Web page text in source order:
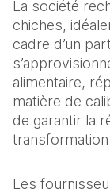
La société
chiches,
cadre d’un
alimentaire,
matière de
de garantir la
Les